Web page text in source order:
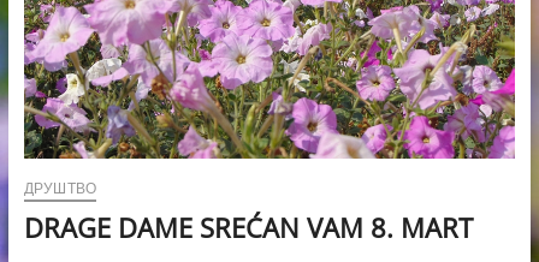
ДРУШТВО
DRAGE DAME SREĆAN VAM 8. MART